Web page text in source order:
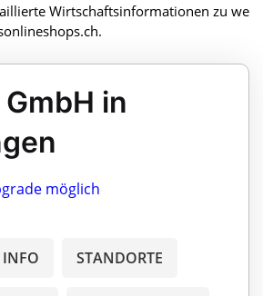
Wirtschaftsinformationen zu we
in
möglich
INFO STANDORTE